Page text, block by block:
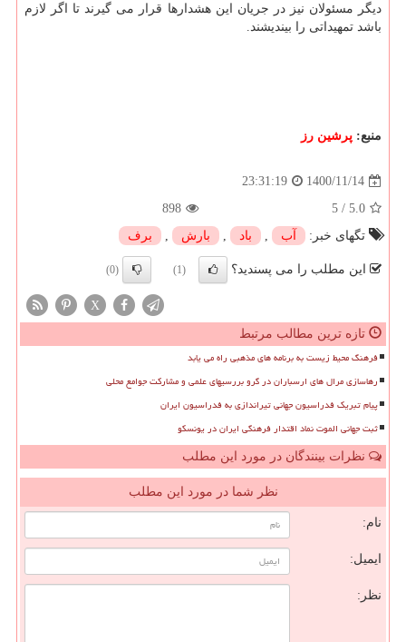
دیگر مسئولان نیز در جریان این هشدارها قرار می گیرند تا اگر لازم
باشد تمهیداتی را بیندیشند.
منبع: پرشین رز
1400/11/14
23:31:19
5.0
/
5
898
تگهای خبر:
آب , باد , بارش , برف
این مطلب را می پسندید؟ (1)
(0)
X
تازه ترین مطالب مرتبط
فرهنگ محیط زیست به برنامه های مذهبی راه می یابد
رهاسازی مرال های ارسباران در گرو بررسیهای علمی و مشارکت جوامع محلی
پیام تبریک فدراسیون جهانی تیراندازی به فدراسیون ایران
ثبت جهانی الموت نماد اقتدار فرهنگی ایران در یونسکو
نظرات بینندگان در مورد این مطلب
نظر شما در مورد این مطلب
نام:
ایمیل:
نظر: